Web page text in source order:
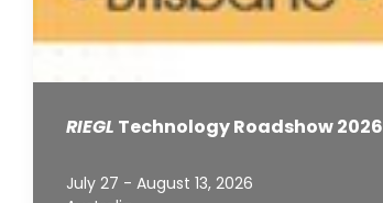
RIEGL Technology Roadshow 2026
July 27 - August 13, 2026